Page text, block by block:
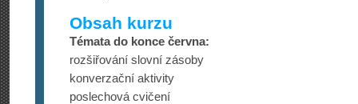
Obsah kurzu
Témata do konce června:
rozšiřování slovní zásoby
konverzační aktivity
poslechová cvičení